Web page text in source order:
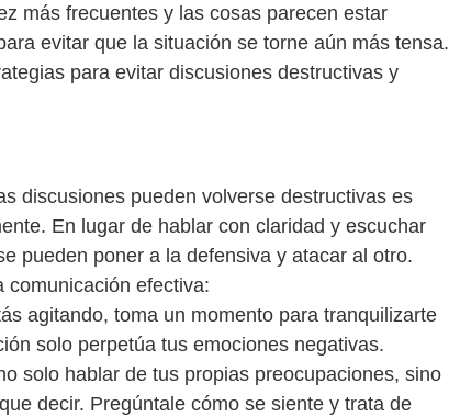
más frecuentes y las cosas parecen estar
evitar que la situación se torne aún más tensa.
para evitar discusiones destructivas y
discusiones pueden volverse destructivas es
En lugar de hablar con claridad y escuchar
pueden poner a la defensiva y atacar al otro.
comunicación efectiva:
agitando, toma un momento para tranquilizarte
solo perpetúa tus emociones negativas.
solo hablar de tus propias preocupaciones, sino
decir. Pregúntale cómo se siente y trata de